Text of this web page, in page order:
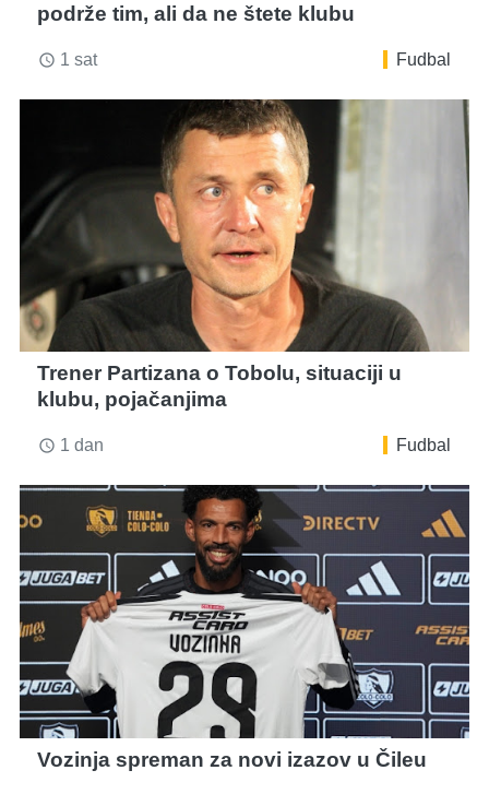
podrže tim, ali da ne štete klubu
access_time 1 sat Fudbal
Trener Partizana o Tobolu, situaciji u
klubu, pojačanjima
access_time 1 dan Fudbal
Vozinja spreman za novi izazov u Čileu